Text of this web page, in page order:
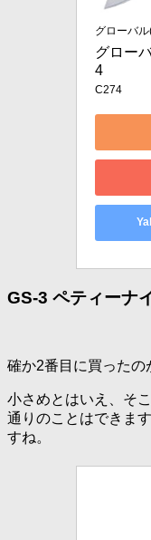
グローバ
グロー
4
C274
GS-3 ペティーナ
確か2番目に買ったの
小さめとはいえ、そ
通りのことはできま
すね。